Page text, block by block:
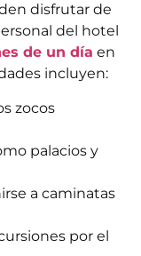
disfrutar de
del hotel
de un día en
incluyen:
zocos
palacios y
a caminatas
por el